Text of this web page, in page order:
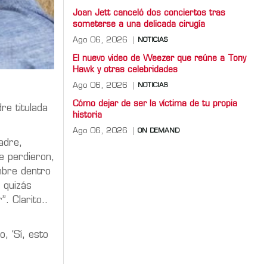
titulada
perdieron,
dentro
Clarito..
‘Sí, esto
Joan Jett canceló dos conciertos tras
someterse a una delicada cirugía
Ago 06, 2026 NOTICIAS
El nuevo video de Weezer que reúne a Tony
Hawk y otras celebridades
Ago 06, 2026 NOTICIAS
Cómo dejar de ser la víctima de tu propia
historia
Ago 06, 2026 ON DEMAND